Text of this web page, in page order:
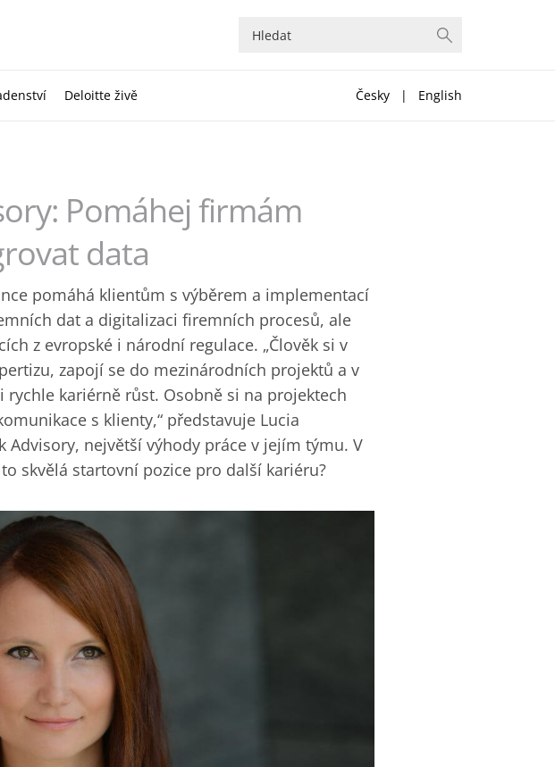
Deloitte živě Česky | English
Pomáhej firmám
data
pomáhá klientům s výběrem a implementací
dat a digitalizaci firemních procesů, ale
z evropské i národní regulace. „Člověk si v
zapojí se do mezinárodních projektů a v
kariérně růst. Osobně si na projektech
s klienty,“ představuje Lucia
Advisory, největší výhody práce v jejím týmu. V
skvělá startovní pozice pro další kariéru?